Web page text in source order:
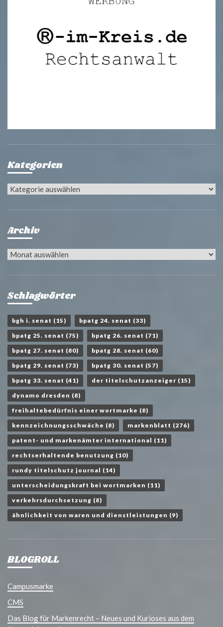
Kategorien
Kategorien
Archiv
Archiv
Schlagwörter
bgh i. senat (15) bpatg 24. senat (33)
bpatg 25. senat (75) bpatg 26. senat (71)
bpatg 27. senat (80) bpatg 28. senat (60)
bpatg 29. senat (73) bpatg 30. senat (57)
bpatg 33. senat (41) der titelschutzanzeiger (15)
dynamo dresden (8)
freihaltebedürfnis einer wortmarke (8)
kennzeichnungsschwäche (8) markenblatt (276)
patent- und markenämter international (11)
rechtserhaltende benutzung (10)
rundy titelschutz journal (14)
unterscheidungskraft bei wortmarken (11)
verkehrsdurchsetzung (8)
ähnlichkeit von waren und dienstleistungen (9)
BLOGROLL
Campusmarke
CMS
Das Blog für Markenrecht – Neues und Kurioses aus dem